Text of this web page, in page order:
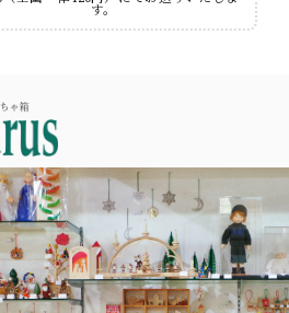
す。